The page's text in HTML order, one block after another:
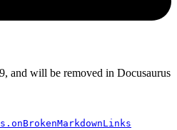
and will be removed in Docusaurus